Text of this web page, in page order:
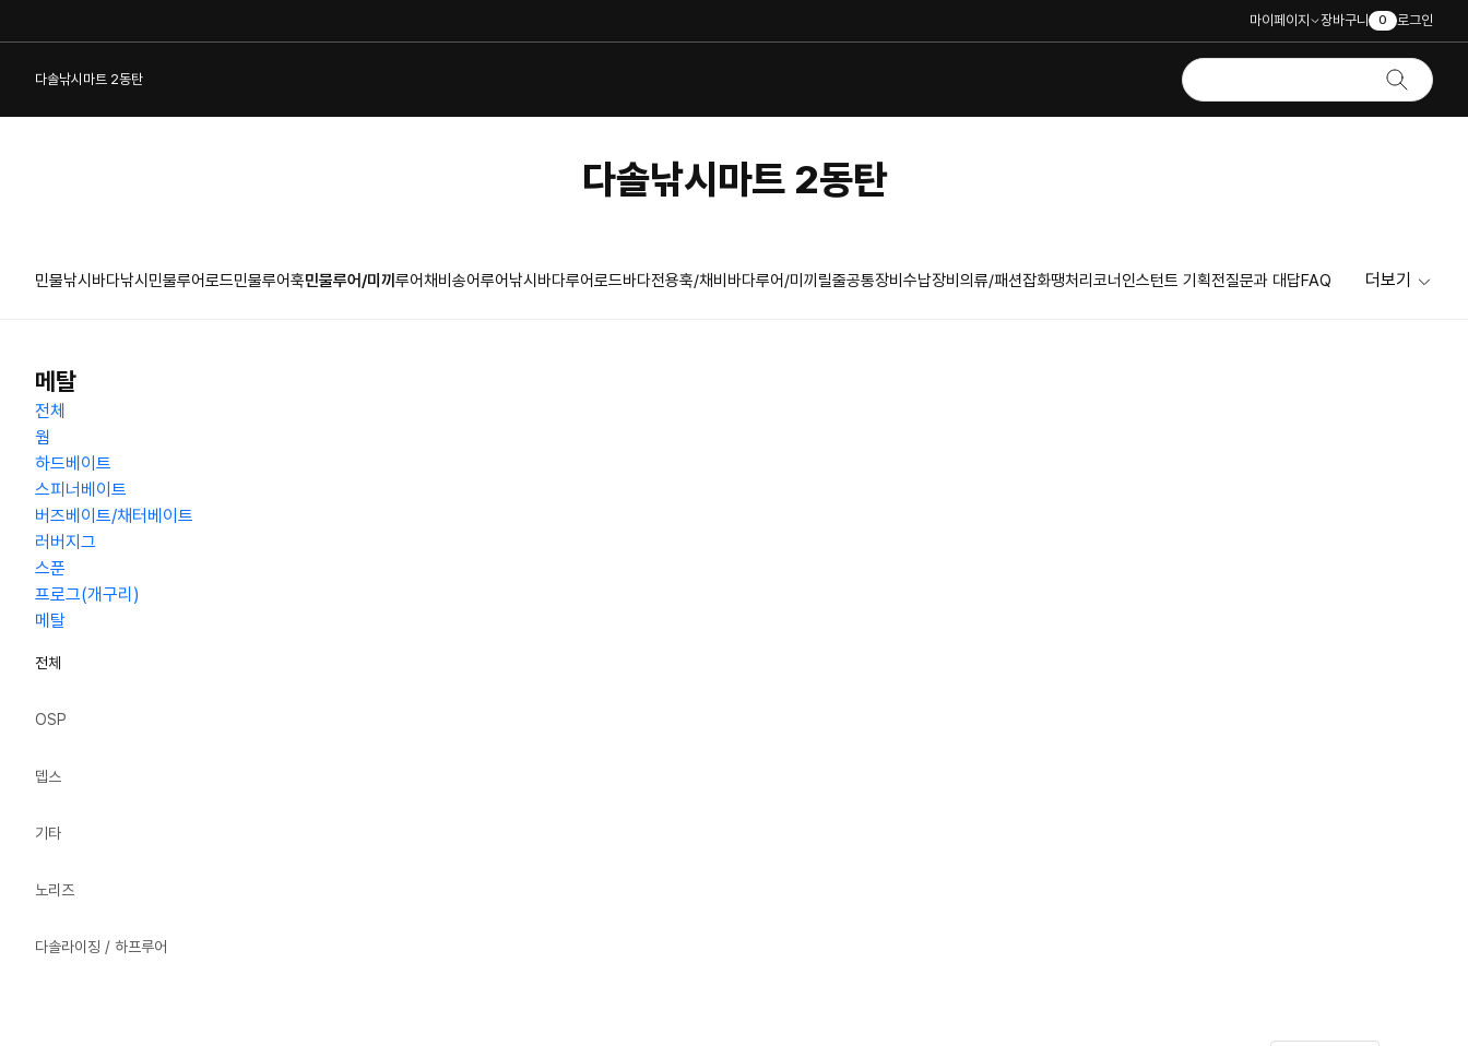
마이페이지 장바구니 0 로그인
다솔낚시마트 2동탄
다솔낚시마트 2동탄
민물낚시 바다낚시 민물루어로드민물루어훅민물루어/미끼 루어채비 송어루어낚시 바다루어로드바다전용훅/채비 바다루어/미끼 릴줄공통장비 수납장비 의류/패션잡화땡처리코너 인스턴트 기획전질문과 대답FAQ 더보기
메탈
전체
웜
하드베이트
스피너베이트
버즈베이트/채터베이트
러버지그
스푼
프로그(개구리)
메탈
전체
OSP
뎁스
기타
노리즈
다솔라이징 / 하프루어